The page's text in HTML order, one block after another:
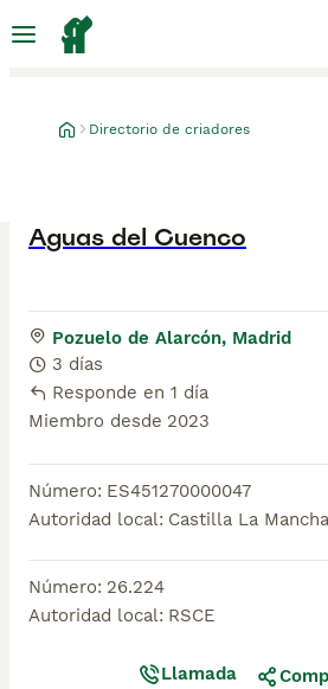
Directorio de criadores
Aguas del Cuenco
Pozuelo de Alarcón, Madrid
3 días
Responde en 1 día
Miembro desde 2023
Número: ES451270000047
Autoridad local: Castilla La Mancha
Número: 26.224
Autoridad local: RSCE
Llamada